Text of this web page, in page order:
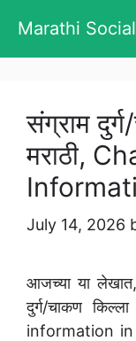
content
Marathi Social
संग्राम
मराठी,
July 14, 2026
आजच्या या
दुर्ग/चाकण
information in